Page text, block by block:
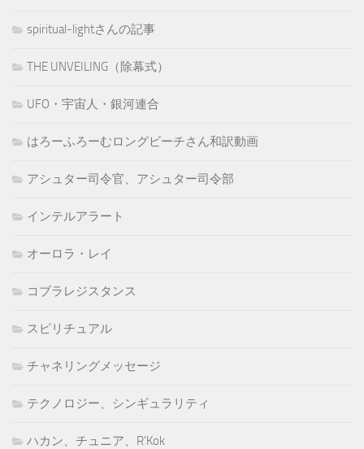
spiritual-lightさんの記事
THE UNVEILING（除幕式）
UFO・宇宙人・銀河連合
はろーふろーむロングビーチさん和訳動画
アシュター司令官、アシュター司令部
インテルアラート
オーロラ・レイ
コブラレジスタンス
スピリチュアル
チャネリングメッセージ
テクノロジー、シンギュラリティ
ハカン、チュニア、R'Kok